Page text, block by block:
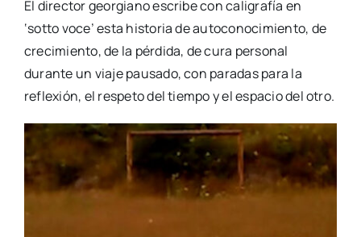
El director georgiano escribe con caligrafía en
‘sotto voce’ esta historia de autoconocimiento, de
crecimiento, de la pérdida, de cura personal
durante un viaje pausado, con paradas para la
reflexión, el respeto del tiempo y el espacio del otro.